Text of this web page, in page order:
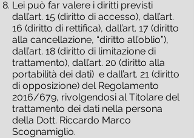
Lei può far valere i diritti previsti
dall’art. 15 (diritto di accesso), dall’art.
16 (diritto di rettifica), dall’art. 17 (diritto
alla cancellazione, “diritto all’oblio”),
dall’art. 18 (diritto di limitazione di
trattamento), dall’art. 20 (diritto alla
portabilità dei dati) e dall’art. 21 (diritto
di opposizione) del Regolamento
2016/679, rivolgendosi al Titolare del
trattamento dei dati nella persona
della Dott. Riccardo Marco
Scognamiglio.